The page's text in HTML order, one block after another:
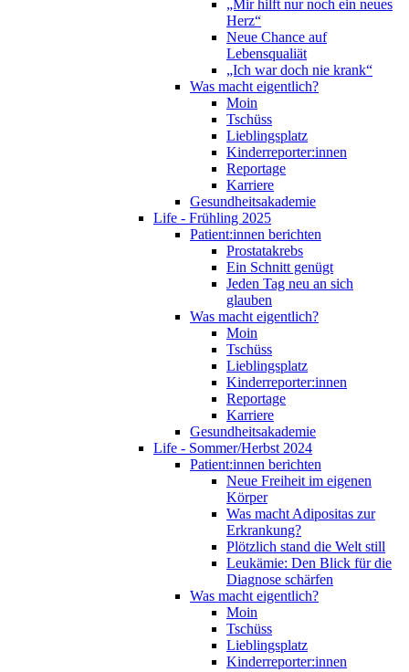
„Mir hilft nur noch ein neues
Herz“
Neue Chance auf
Lebensqualiät
„Ich war doch nie krank“
Was macht eigentlich?
Moin
Tschüss
Lieblingsplatz
Kinderreporter:innen
Reportage
Karriere
Gesundheitsakademie
Life - Frühling 2025
Patient:innen berichten
Prostatakrebs
Ein Schnitt genügt
Jeden Tag neu an sich
glauben
Was macht eigentlich?
Moin
Tschüss
Lieblingsplatz
Kinderreporter:innen
Reportage
Karriere
Gesundheitsakademie
Life - Sommer/Herbst 2024
Patient:innen berichten
Neue Freiheit im eigenen
Körper
Was macht Adipositas zur
Erkrankung?
Plötzlich stand die Welt still
Leukämie: Den Blick für die
Diagnose schärfen
Was macht eigentlich?
Moin
Tschüss
Lieblingsplatz
Kinderreporter:innen